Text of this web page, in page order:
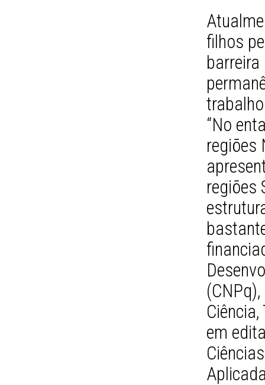
filhos
“No
regiões
regiões
em